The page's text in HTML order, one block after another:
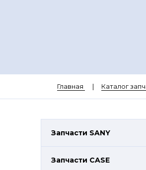
Главная Каталог
Запчасти SANY
Запчасти CASE